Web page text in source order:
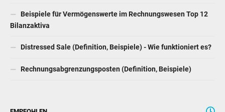
Beispiele für Vermögenswerte im Rechnungswesen Top 12
Bilanzaktiva
Distressed Sale (Definition, Beispiele) - Wie funktioniert es?
Rechnungsabgrenzungsposten (Definition, Beispiele)